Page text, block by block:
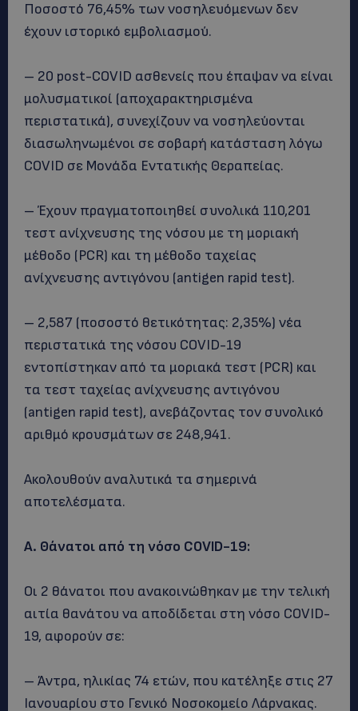
Ποσοστό 76,45% των νοσηλευόμενων δεν
έχουν ιστορικό εμβολιασμού.
– 20 post-COVID ασθενείς που έπαψαν να είναι
μολυσματικοί (αποχαρακτηρισμένα
περιστατικά), συνεχίζουν να νοσηλεύονται
διασωληνωμένοι σε σοβαρή κατάσταση λόγω
COVID σε Μονάδα Εντατικής Θεραπείας.
– Έχουν πραγματοποιηθεί συνολικά 110,201
τεστ ανίχνευσης της νόσου με τη μοριακή
μέθοδο (PCR) και τη μέθοδο ταχείας
ανίχνευσης αντιγόνου (antigen rapid test).
– 2,587 (ποσοστό θετικότητας: 2,35%) νέα
περιστατικά της νόσου COVID-19
εντοπίστηκαν από τα μοριακά τεστ (PCR) και
τα τεστ ταχείας ανίχνευσης αντιγόνου
(antigen rapid test), ανεβάζοντας τον συνολικό
αριθμό κρουσμάτων σε 248,941.
Ακολουθούν αναλυτικά τα σημερινά
αποτελέσματα.
Α. Θάνατοι από τη νόσο COVID-19:
Οι 2 θάνατοι που ανακοινώθηκαν με την τελική
αιτία θανάτου να αποδίδεται στη νόσο COVID-
19, αφορούν σε:
– Άντρα, ηλικίας 74 ετών, που κατέληξε στις 27
Ιανουαρίου στο Γενικό Νοσοκομείο Λάρνακας.